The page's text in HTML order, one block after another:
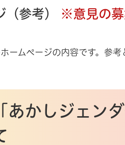
（参考） ※意見の募
ームページの内容です。参考
あかしジェン